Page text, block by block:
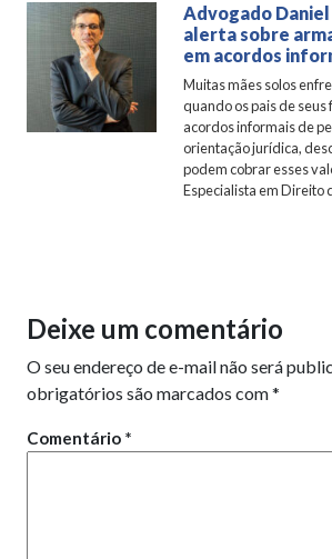
Advogado Daniel
alerta sobre
em acordos
Muitas mães solos
quando os pais de
acordos informais de
orientação jurídica,
podem cobrar esses
Especialista em Direito
Deixe um comentário
O seu endereço de e-mail não será
obrigatórios são marcados com*
Comentário *